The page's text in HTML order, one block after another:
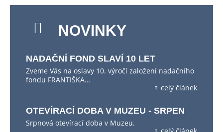
NOVINKY
NADAČNÍ FOND SLAVÍ 10 LET
Zveme Vás na oslavy 10. výročí založení nadačního
fondu FRANTIŠKA…
celý článek
OTEVÍRACÍ DOBA V MUZEU - SRPEN
Srpnová otevírací doba v Muzeu.